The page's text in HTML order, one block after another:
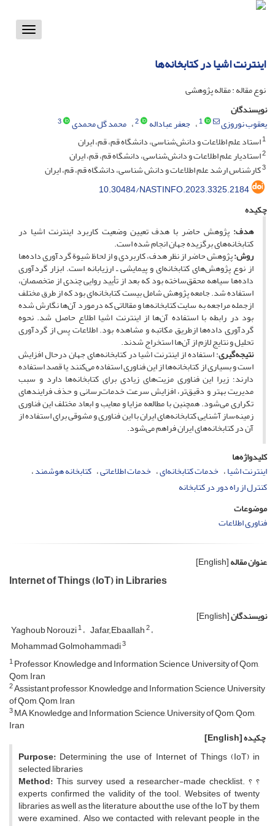
Toggle
اینترنت اشیا در کتابخانه‌ها
نوع مقاله : مقاله پژوهشی
نویسندگان
یعقوب نوروزی
1 جعفر عباداله 2 محمد گل محمدی
3
1استاد علم اطلاعات و دانش‌شناسی، دانشگاه قم، قم، ایران
2استادیار علم اطلاعات و دانش‌شناسی، دانشگاه قم، قم، ایران
3کارشناس ارشد علم اطلاعات و دانش شناسی، دانشگاه قم، قم، ایران
10.30484/NASTINFO.2023.3325.2184
چکیده
هدف: پژوهش حاضر با هدف تعیین وضعیت کاربرد اینترنت اشیا در
کتابخانه‌های برگزیده جهان انجام شده است.
روش:پژوهش حاضر از نظر هدف، کاربردی و از لحاظ شیوة گردآوری داده‌ها
از نوع پژوهش‌های کتابخانه‌ای و پیمایشی ـ ارزیابانه است. ابزار گردآوری
داد‌ه‌ها سیاهه محقق‌ساخته بود که بعد از تأیید روایی چندی از متخصصان،
استفاده شد. جامعه پژوهش شامل بیست کتابخانه‌ای بود که از طرق مختلف
ازجمله مراجعه به سایت کتابخانه‌ها و مقالاتی که درمورد آن‌ها نگارش شده
بود در رابطه با استفاده آن‌ها از اینترنت اشیا اطلاع حاصل شد. نحوه
گردآوری داده‌ها ازطریق مکاتبه و مشاهده بود. اطلاعات پس از گردآوری
تحلیل و نتایج لازم از آن‌ها استخراج شدند.
نتیجه‌گیری: استفاده از اینترنت اشیا در کتابخانه‌های جهان درحال افزایش
است و بسیاری از کتابخانه‌ها از این فناوری استفاده می‌کنند یا قصد استفاده
دارند؛ زیرا این فناوری‌ مزیت‌های زیادی برای کتابخانه‌ها دارد و سبب
مدیریت بهتر و دقیق‌تر، افزایش سرعت خدمات‌رسانی و حذف فرایندهای
تکراری می‌شود. همچنین با مطالعه مزایا و معایب و ابعاد مختلف این فناوری
زمینه‌ساز آشنایی کتابخانه‌های ایران با این فناوری و مشوقی برای استفاده از
آن در کتابخانه‌های ایران فراهم می‌شود.
کلیدواژه‌ها
اینترنت اشیا خدمات کتابخانه‌ای خدمات اطلاعاتی کتابخانه هوشمند
کنترل از راه دور در کتابخانه
موضوعات
فناوری اطلاعات
عنوان مقاله[English]
Internet of Things (IoT) in Libraries
نویسندگان[English]
Yaghoub Norouzi1 Jafar ٍEbaallah2
Mohammad Golmohammadi3
1Professor, Knowledge and Information Science, University of Qom,
Qom, Iran
2Assistant professor, Knowledge and Information Science, University
of Qom, Qom, Iran
3MA, Knowledge and Information Science, University of Qom, Qom,
Iran
چکیده[English]
Purpose: Determining the use of Internet of Things (IoT) in
selected libraries
Method: This survey used a researcher-made checklist. ؟ ؟
experts confirmed the validity of the tool. Websites of twenty
libraries as well as the literature about the use of the IoT by them
were examined. Also we contacted with relevant people in the